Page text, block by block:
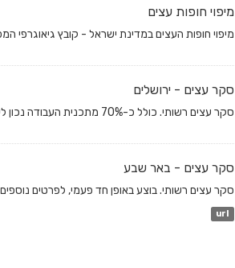
מיפוי חופות עצים
מיפוי חופות העצים במדינת ישראל - קובץ גיאוגרפי
סקר עצים - ירושלים
סקר עצים רשותי. כולל כ-70% מתכנית העבודה נכון לינואר 2023. השכבה איננה מלאה וכוללת רק עצים במרחב הציבורי.
סקר עצים - באר שבע
סקר עצים רשותי. בוצע באופן חד פעמי, לפרטים
url